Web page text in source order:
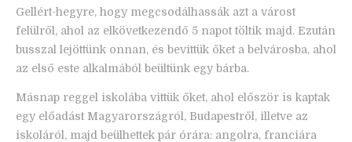
Gellért-hegyre, hogy megcsodálhassák azt a várost
felülről, ahol az elkövetkezendő 5 napot töltik majd. Ezután
busszal lejöttünk onnan, és bevittük őket a belvárosba, ahol
az első este alkalmából beültünk egy bárba.
Másnap reggel iskolába vittük őket, ahol először is kaptak
egy előadást Magyarországról, Budapestről, illetve az
iskoláról, majd beülhettek pár órára: angolra, franciára